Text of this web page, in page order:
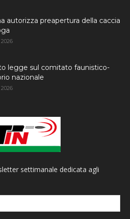
autorizza preapertura della caccia
legge sul comitato faunistico-
nazionale
settimanale dedicata agli